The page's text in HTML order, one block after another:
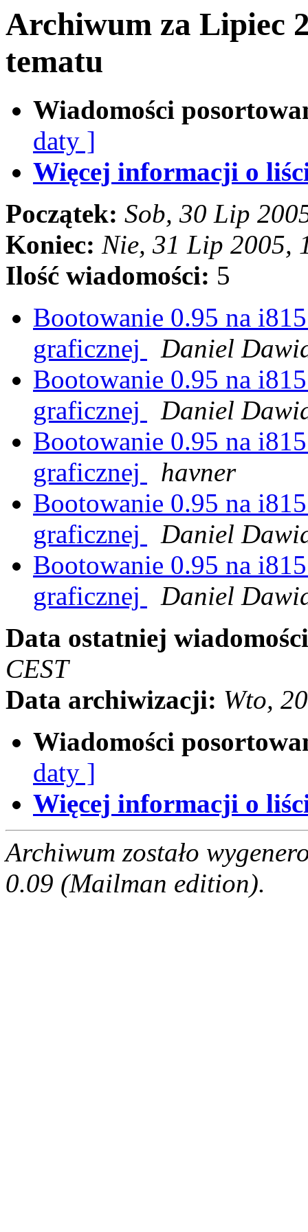
Archiwum za Lipiec
tematu
Wiadomości
daty ]
Więcej informacji o
Początek: Sob, 30 Lip
Koniec: Nie, 31 Lip 2005,
Ilość wiadomości: 5
Bootowanie 0.95 na
graficznej
Daniel
Bootowanie 0.95 na
graficznej
Daniel
Bootowanie 0.95 na
graficznej
havner
Bootowanie 0.95 na
graficznej
Daniel
Bootowanie 0.95 na
graficznej
Daniel
Data ostatniej
CEST
Data archiwizacji: Wto,
Wiadomości
daty ]
Więcej informacji o
Archiwum zostało
0.09 (Mailman edition).